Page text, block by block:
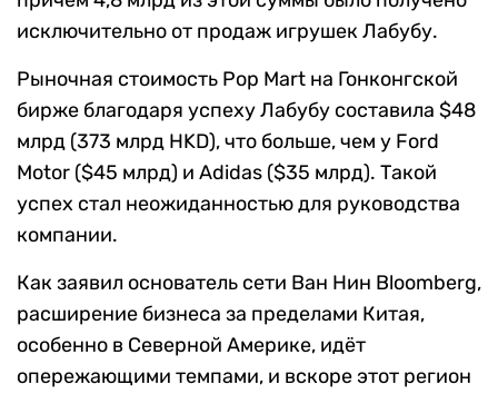
исключительно от продаж игрушек Лабубу.
Рыночная стоимость Pop Mart на Гонконгской
бирже благодаря успеху Лабубу составила $48
млрд (373 млрд HKD), что больше, чем у Ford
Motor ($45 млрд) и Adidas ($35 млрд). Такой
успех стал неожиданностью для руководства
компании.
Как заявил основатель сети Ван Нин Bloomberg,
расширение бизнеса за пределами Китая,
особенно в Северной Америке, идёт
опережающими темпами, и вскоре этот регион